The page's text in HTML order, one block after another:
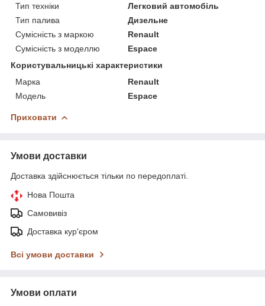
Тип техніки
Легковий автомобіль
Тип палива
Дизельне
Сумісність з маркою
Renault
Сумісність з моделлю
Espace
Користувальницькі характеристики
Марка
Renault
Модель
Espace
Приховати
Умови доставки
Доставка здійснюється тільки по передоплаті.
Нова Пошта
Самовивіз
Доставка кур'єром
Всі умови доставки
Умови оплати